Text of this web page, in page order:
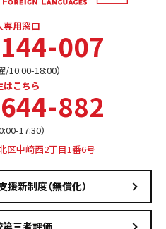
専用窓口
007
/10:00-18:00）
はこちら
882
17:30）
区中崎西2丁目1番6号
新制度（無償化）